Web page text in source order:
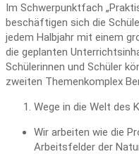
Im Schwerpunktfach
beschäftigen sich die
jedem Halbjahr mit einem
die geplanten
Schülerinnen und Schüler
zweiten Themenkomplex
Wege in die Welt des
Wir arbeiten wie die
Arbeitsfelder der